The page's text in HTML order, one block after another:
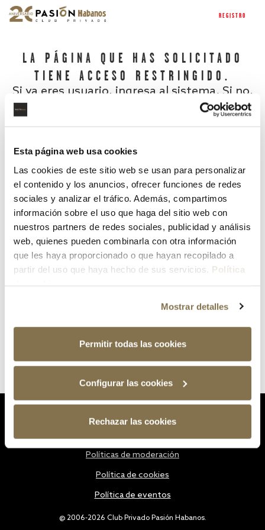
Esta página web usa cookies
Las cookies de este sitio web se usan para personalizar
el contenido y los anuncios, ofrecer funciones de redes
sociales y analizar el tráfico. Además, compartimos
información sobre el uso que haga del sitio web con
nuestros partners de redes sociales, publicidad y análisis
web, quienes pueden combinarla con otra información
que les haya proporcionado o que hayan recopilado a
partir del uso que haya hecho de sus servicios. Política
Mostrar detalles
Permitir todas las cookies
Configurar las cookies
Rechazar las cookies
REGISTRO
LA PÁGINA QUE HAS SOLICITADO
TIENE ACCESO RESTRINGIDO.
Si ya eres usuario, ingresa al sistema. Si no,
¿Has olvidado tu contraseña?
@ 2006-2026 Club Privado Pasión Habanos.
Políticas de moderación
Política de cookies
Política de eventos